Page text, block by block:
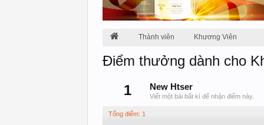
Thành viên Khương Viên
Điểm thưởng dành cho
1
New Htser
Viết một bài bất kì để nhận điểm này.
Tổng điểm: 1